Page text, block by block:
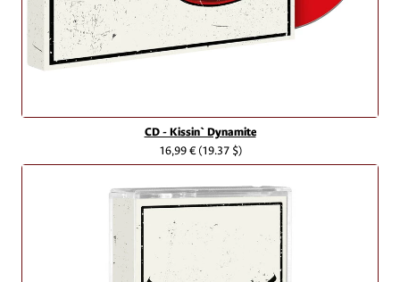
CD - Kissin` Dynamite
16,99 €(19.37 $)